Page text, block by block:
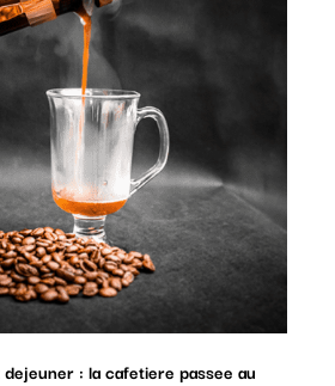
: la cafetiere passee au